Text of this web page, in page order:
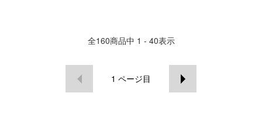
全160商品中 1 - 40表示
1 ページ目